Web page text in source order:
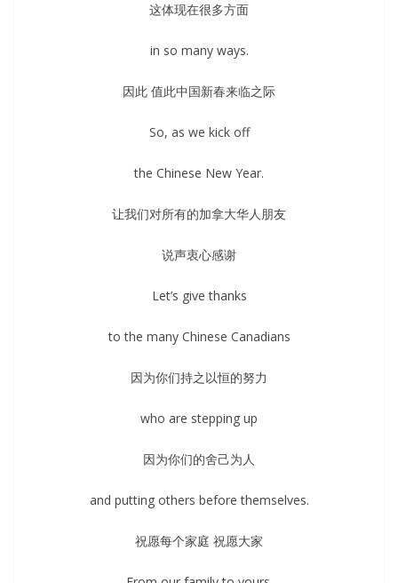
这体现在很多方面
in so many ways.
因此 值此中国新春来临之际
So, as we kick off
the Chinese New Year.
让我们对所有的加拿大华人朋友
说声衷心感谢
Let’s give thanks
to the many Chinese Canadians
因为你们持之以恒的努力
who are stepping up
因为你们的舍己为人
and putting others before themselves.
祝愿每个家庭 祝愿大家